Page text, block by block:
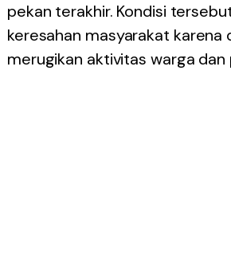
pekan terakhir. Kondisi
keresahan masyarakat karena
merugikan aktivitas warga dan